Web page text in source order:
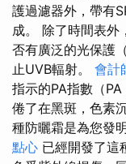
護過濾器外，帶有
成。 除了時間表外
否有廣泛的光保護
止UVB輻射。 會計
指示的PA指數（PA
倦了在黑斑，色素
種防曬霜是為您發
點心 已經開發了這